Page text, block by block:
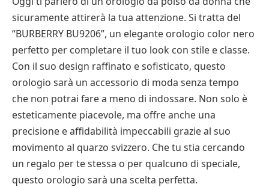
sicuramente attirerà la tua attenzione. Si tratta del
“BURBERRY BU9206”, un elegante orologio color nero
perfetto per completare il tuo look con stile e classe.
Con il suo design raffinato e sofisticato, questo
orologio sarà un accessorio di moda senza tempo
che non potrai fare a meno di indossare. Non solo è
esteticamente piacevole, ma offre anche una
precisione e affidabilità impeccabili grazie al suo
movimento al quarzo svizzero. Che tu stia cercando
un regalo per te stessa o per qualcuno di speciale,
questo orologio sarà una scelta perfetta.